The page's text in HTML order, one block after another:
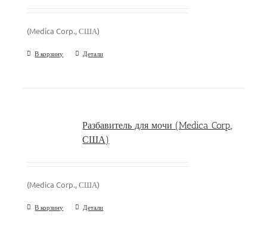
(Medica Corp., США)
В корзину Детали
Разбавитель для мочи (Medica Corp.,
США)
(Medica Corp., США)
В корзину Детали